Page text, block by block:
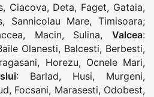
, Ciacova, Deta, Faget, Gataia,
, Sannicolau Mare,Timisoara;
, Macin, Sulina,Valcea:
Olanesti, Balcesti, Berbesti,
, Horezu, Ocnele Mari,
: Barlad, Husi, Murgeni,
, Focsani, Marasesti, Odobest,